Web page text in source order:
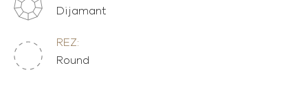
Dijamant
REZ:
Round